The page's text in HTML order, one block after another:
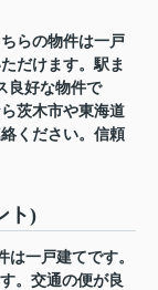
らの物件は一戸
だけます。駅ま
良好な物件で
茨木市や東海道
ください。信頼
ト)
は一戸建てです。
。交通の便が良